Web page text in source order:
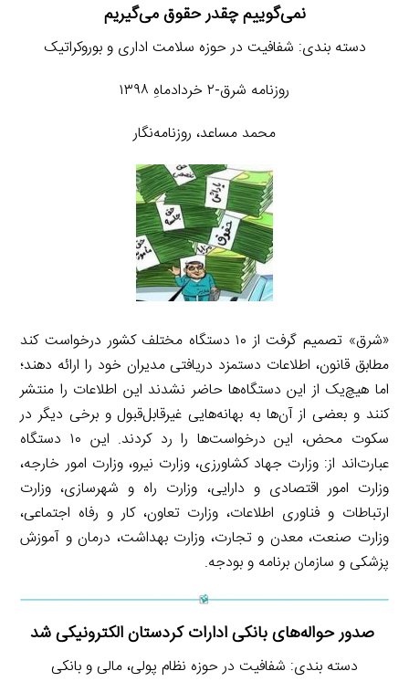
نمی‌گوییم چقدر حقوق می‌گیریم
دسته بندی: شفافیت در حوزه سلامت اداری و بوروکراتیک
روزنامه شرق-۲ خردادماهِ ۱۳۹۸
محمد مساعد، روزنامه‌نگار
«شرق» تصمیم گرفت از ۱۰ دستگاه مختلف کشور درخواست کند
مطابق قانون، اطلاعات دستمزد دریافتی مدیران خود را ارائه دهند؛
اما هیچ‌یک از این دستگاه‌ها حاضر نشدند این اطلاعات را منتشر
کنند و بعضی از آن‌ها به بهانه‌هایی غیرقابل‌قبول و برخی دیگر در
سکوت محض، این درخواست‌ها را رد کردند. این ۱۰ دستگاه
عبارت‌اند از: وزارت جهاد کشاورزی، وزارت نیرو، وزارت امور خارجه،
وزارت امور اقتصادی و دارایی، وزارت راه و شهرسازی، وزارت
ارتباطات و فناوری اطلاعات، وزارت تعاون، کار و رفاه اجتماعی،
وزارت صنعت، معدن و تجارت، وزارت بهداشت، درمان و آموزش
پزشکی و سازمان برنامه و بودجه.
صدور حواله‌های بانکی ادارات کردستان الکترونیکی شد
دسته بندی: شفافیت در حوزه نظام پولی، مالی و بانکی